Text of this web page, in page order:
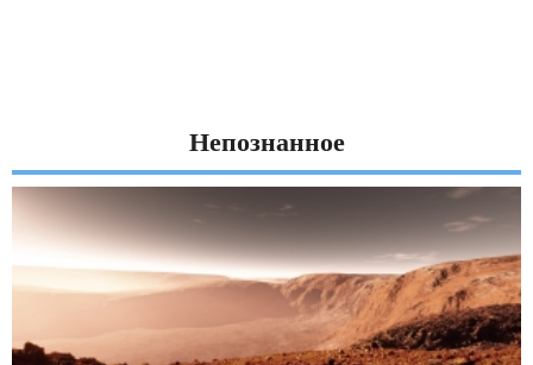
Непознанное